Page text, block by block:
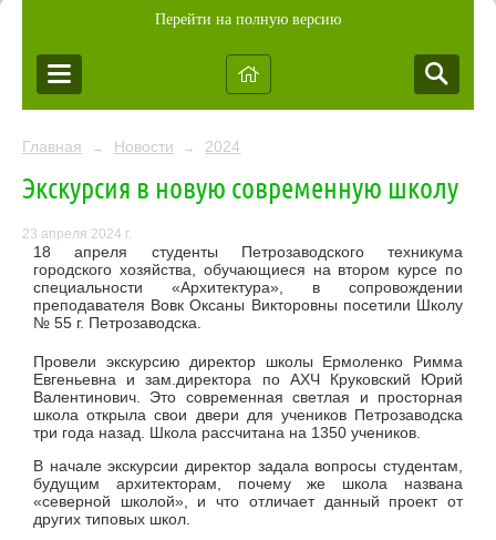
Перейти на полную версию
Главная → Новости → 2024
Экскурсия в новую современную школу
23 апреля 2024 г.
18 апреля студенты Петрозаводского техникума
городского хозяйства, обучающиеся на втором курсе по
специальности «Архитектура», в сопровождении
преподавателя Вовк Оксаны Викторовны посетили Школу
№ 55 г. Петрозаводска.
Провели экскурсию директор школы Ермоленко Римма
Евгеньевна и зам.директора по АХЧ Круковский Юрий
Валентинович. Это современная светлая и просторная
школа открыла свои двери для учеников Петрозаводска
три года назад. Школа рассчитана на 1350 учеников.
В начале экскурсии директор задала вопросы студентам,
будущим архитекторам, почему же школа названа
«северной школой», и что отличает данный проект от
других типовых школ.